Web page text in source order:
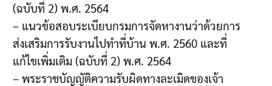
(ฉบับที่ 2) พ.ศ. 2564
– แนวข้อสอบระเบียบกรมการจัดหางานว่าด้วยการ
ส่งเสริมการรับงานไปทำที่บ้าน พ.ศ. 2560 และที่
แก้ไขเพิ่มเติม (ฉบับที่ 2) พ.ศ. 2564
– พระราชบัญญัติความรับผิดทางละเมิดของเจ้า